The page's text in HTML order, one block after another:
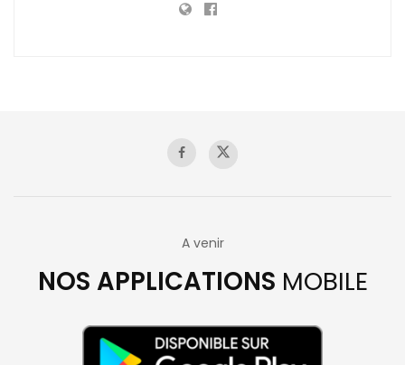
A venir
NOS APPLICATIONS MOBILE